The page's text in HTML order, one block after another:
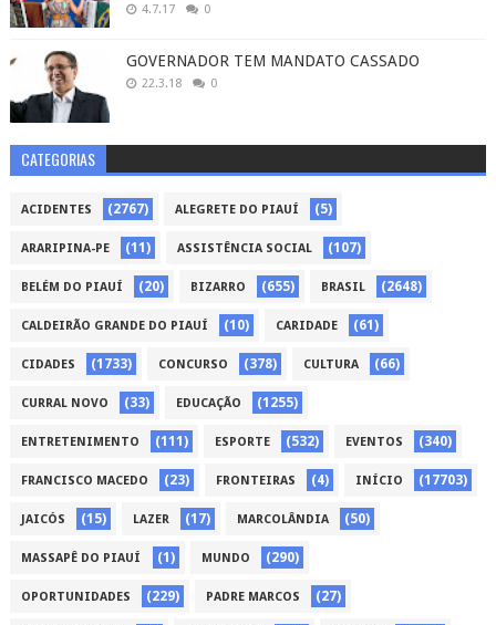
4.7.17 0
GOVERNADOR TEM MANDATO CASSADO
22.3.18 0
CATEGORIAS
ACIDENTES (2767) ALEGRETE DO PIAUÍ (5)
ARARIPINA-PE (11) ASSISTÊNCIA SOCIAL (107)
BELÉM DO PIAUÍ (20) BIZARRO (655) BRASIL (2648)
CALDEIRÃO GRANDE DO PIAUÍ (10) CARIDADE (61)
CIDADES (1733) CONCURSO (378) CULTURA (66)
CURRAL NOVO (33) EDUCAÇÃO (1255)
ENTRETENIMENTO (111) ESPORTE (532) EVENTOS (340)
FRANCISCO MACEDO (23) FRONTEIRAS (4) INÍCIO (17703)
JAICÓS (15) LAZER (17) MARCOLÂNDIA (50)
MASSAPÊ DO PIAUÍ (1) MUNDO (290)
OPORTUNIDADES (229) PADRE MARCOS (27)